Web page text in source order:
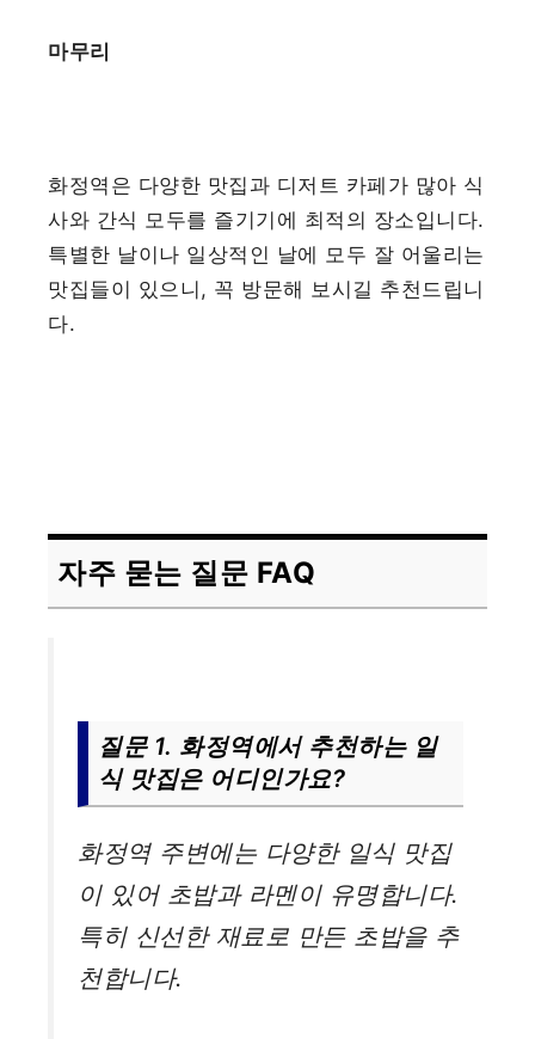
마무리
화정역은 다양한 맛집과 디저트 카페가 많아 식
사와 간식 모두를 즐기기에 최적의 장소입니다.
특별한 날이나 일상적인 날에 모두 잘 어울리는
맛집들이 있으니, 꼭 방문해 보시길 추천드립니
다.
자주 묻는 질문 FAQ
질문 1. 화정역에서 추천하는 일
식 맛집은 어디인가요?
화정역 주변에는 다양한 일식 맛집
이 있어 초밥과 라멘이 유명합니다.
특히 신선한 재료로 만든 초밥을 추
천합니다.